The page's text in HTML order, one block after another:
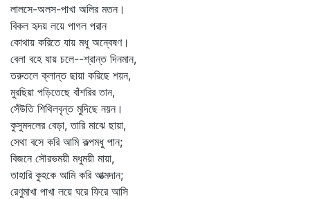
লালসে-অলস-পাখা অলির মতন।
বিকল হৃদয় লয়ে পাগল পরান
কোথায় করিতে যায় মধু অন্বেষণ।
বেলা বহে যায় চলে--শ্রান্ত দিনমান,
তরুতলে ক্লান্ত ছায়া করিছে শয়ন,
মুরছিয়া পড়িতেছে বাঁশরির তান,
সেঁউতি শিথিলবৃন্ত মুদিছে নয়ন।
কুসুমদলের বেড়া, তারি মাঝে ছায়া,
সেথা বসে করি আমি কল্পমধু পান;
বিজনে সৌরভময়ী মধুময়ী মায়া,
তাহারি কুহকে আমি করি আত্মদান;
রেণুমাখা পাখা লয়ে ঘরে ফিরে আসি